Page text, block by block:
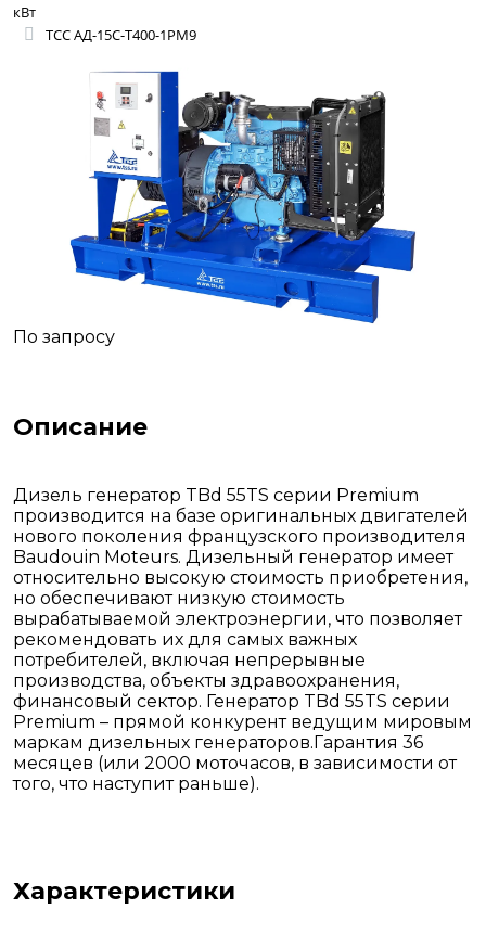
кВт
ТСС АД-15С-Т400-1РМ9
По запросу
Описание
Дизель генератор TBd 55TS серии Premium
производится на базе оригинальных двигателей
нового поколения французского производителя
Baudouin Moteurs. Дизельный генератор имеет
относительно высокую стоимость приобретения,
но обеспечивают низкую стоимость
вырабатываемой электроэнергии, что позволяет
рекомендовать их для самых важных
потребителей, включая непрерывные
производства, объекты здравоохранения,
финансовый сектор. Генератор TBd 55TS серии
Premium – прямой конкурент ведущим мировым
маркам дизельных генераторов.Гарантия 36
месяцев (или 2000 моточасов, в зависимости от
того, что наступит раньше).
Характеристики